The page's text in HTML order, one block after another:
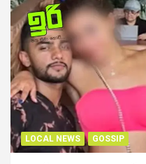
LOCAL NEWS GOSSIP